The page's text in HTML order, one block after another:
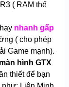
( RAM thế
nhanh gấp
( cho phép
Game mạnh).
hình GTX
thiết để bạn